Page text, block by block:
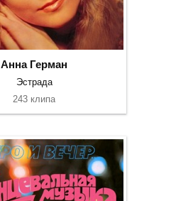
Анна Герман
Эстрада
243 клипа